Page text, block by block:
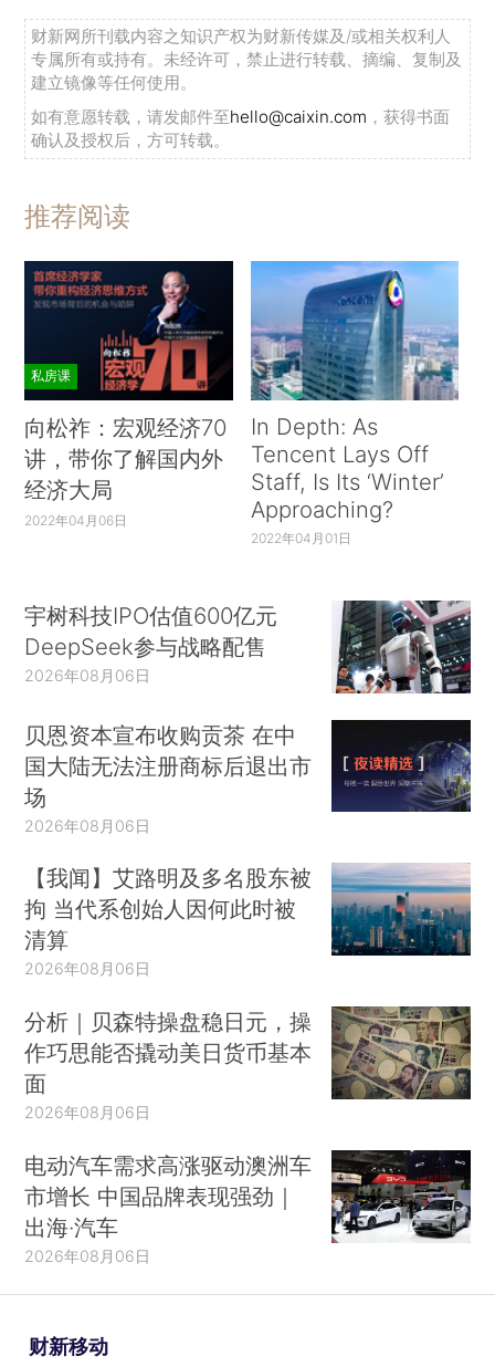
财新网所刊载内容之知识产权为财新传媒及/或相关权利人
专属所有或持有。未经许可，禁止进行转载、摘编、复制及
建立镜像等任何使用。
如有意愿转载，请发邮件至hello@caixin.com ，获得书面
确认及授权后，方可转载。
推荐阅读
私房课
向松祚：宏观经济70
讲，带你了解国内外
经济大局
2022年04月06日
In Depth: As
Tencent Lays Off
Staff, Is Its ‘Winter’
Approaching?
2022年04月01日
宇树科技IPO估值600亿元
DeepSeek参与战略配售
2026年08月06日
贝恩资本宣布收购贡茶 在中
国大陆无法注册商标后退出市
场
2026年08月06日
【我闻】艾路明及多名股东被
拘 当代系创始人因何此时被
清算
2026年08月06日
分析｜贝森特操盘稳日元，操
作巧思能否撬动美日货币基本
面
2026年08月06日
电动汽车需求高涨驱动澳洲车
市增长 中国品牌表现强劲｜
出海·汽车
2026年08月06日
财新移动